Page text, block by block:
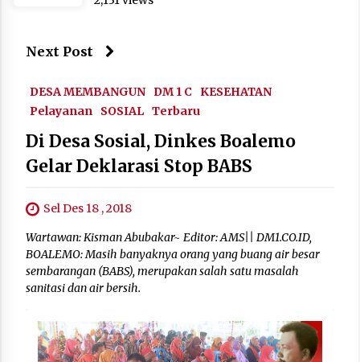
Next Post
DESA MEMBANGUN DM 1 C
KESEHATAN
Pelayanan
SOSIAL Terbaru
Di Desa Sosial, Dinkes Boalemo
Gelar Deklarasi Stop BABS
Sel Des 18 , 2018
Wartawan: Kisman Abubakar~ Editor: AMS|| DM1.CO.ID,
BOALEMO: Masih banyaknya orang yang buang air besar
sembarangan (BABS), merupakan salah satu masalah
sanitasi dan air bersih.